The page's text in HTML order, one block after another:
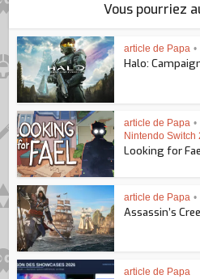
Vous pourriez
article de Papa •
Halo:
article de Papa •
Nintendo Switch
Looking for
article de Papa •
Assassin’s
article de Papa